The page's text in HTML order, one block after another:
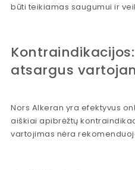
būti teikiamas saugumui ir
atsargus
Nors Alkeran yra efektyvus
aiškiai apibrėžtų
vartojimas nėra